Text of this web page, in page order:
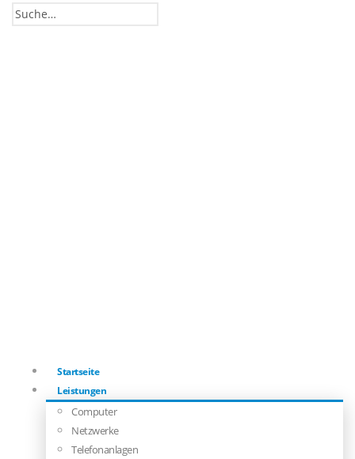
Startseite
Leistungen
Computer
Netzwerke
Telefonanlagen